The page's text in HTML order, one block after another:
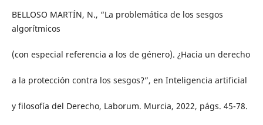
BELLOSO MARTÍN, N., “La problemática de los sesgos
algorítmicos
(con especial referencia a los de género). ¿Hacia un derecho
a la protección contra los sesgos?”, en Inteligencia artificial
y filosofía del Derecho, Laborum. Murcia, 2022, págs. 45-78.